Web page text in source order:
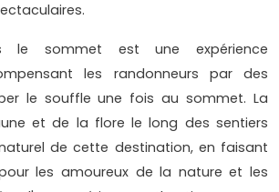
le sommet est une expérience
les randonneurs par des
le souffle une fois au sommet. La
et de la flore le long des sentiers
de cette destination, en faisant
les amoureux de la nature et les